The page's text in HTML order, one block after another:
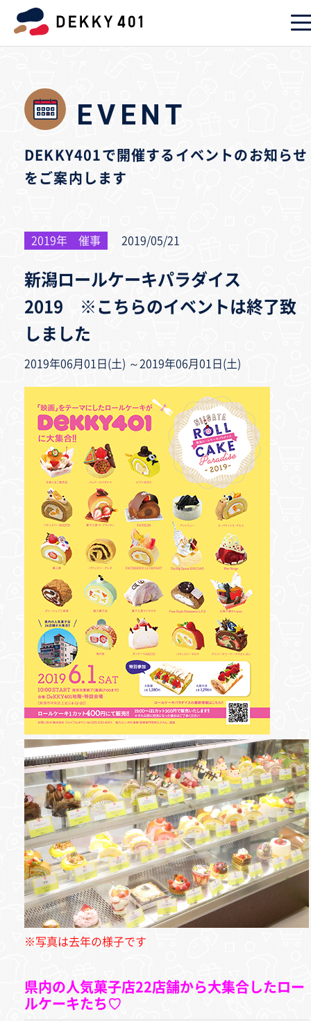
EVENT
DEKKY401で開催するイベントのお知らせ
をご案内します
2019年 催事 2019/05/21
新潟ロールケーキパラダイス
2019 ※こちらのイベントは終了致
しました
2019年06月01日(土) ～2019年06月01日(土)
※写真は去年の様子です
県内の人気菓子店22店舗から大集合したロー
ルケーキたち♡